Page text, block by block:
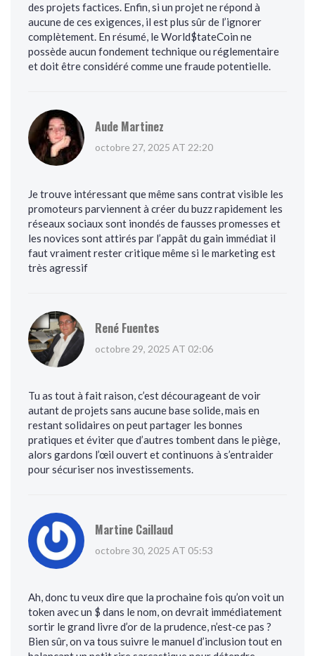
des projets factices. Enfin, si un projet ne répond à
aucune de ces exigences, il est plus sûr de l’ignorer
complètement. En résumé, le World$tateCoin ne
possède aucun fondement technique ou réglementaire
et doit être considéré comme une fraude potentielle.
Aude Martinez
octobre 27, 2025 AT 22:20
Je trouve intéressant que même sans contrat visible les
promoteurs parviennent à créer du buzz rapidement les
réseaux sociaux sont inondés de fausses promesses et
les novices sont attirés par l’appât du gain immédiat il
faut vraiment rester critique même si le marketing est
très agressif
René Fuentes
octobre 29, 2025 AT 02:06
Tu as tout à fait raison, c’est décourageant de voir
autant de projets sans aucune base solide, mais en
restant solidaires on peut partager les bonnes
pratiques et éviter que d’autres tombent dans le piège,
alors gardons l’œil ouvert et continuons à s’entraider
pour sécuriser nos investissements.
Martine Caillaud
octobre 30, 2025 AT 05:53
Ah, donc tu veux dire que la prochaine fois qu’on voit un
token avec un $ dans le nom, on devrait immédiatement
sortir le grand livre d’or de la prudence, n’est‑ce pas ?
Bien sûr, on va tous suivre le manuel d’inclusion tout en